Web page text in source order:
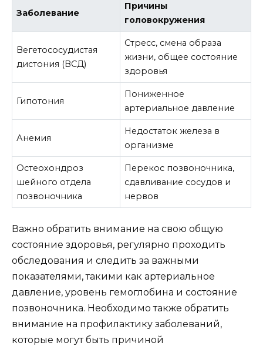
Заболевание
Причины
головокружения
Вегетососудистая
дистония (ВСД)
Стресс, смена образа
жизни, общее состояние
здоровья
Гипотония
Пониженное
артериальное давление
Анемия
Недостаток железа в
организме
Остеохондроз
шейного отдела
позвоночника
Перекос позвоночника,
сдавливание сосудов и
нервов
Важно обратить внимание на свою общую
состояние здоровья, регулярно проходить
обследования и следить за важными
показателями, такими как артериальное
давление, уровень гемоглобина и состояние
позвоночника. Необходимо также обратить
внимание на профилактику заболеваний,
которые могут быть причиной